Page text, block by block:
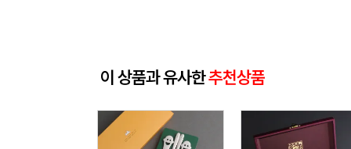
이 상품과 유사한추천상품